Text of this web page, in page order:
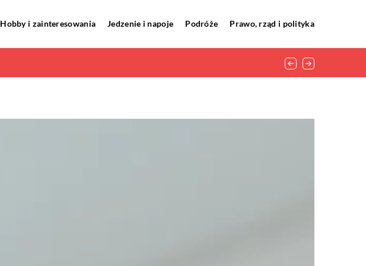
Hobby i zainteresowania Jedzenie i napoje Podróże Prawo, rząd i polityka